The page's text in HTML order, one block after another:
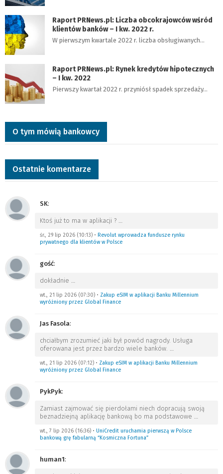
Raport PRNews.pl: Liczba obcokrajowców wśród
klientów banków – I kw. 2022 r.
W pierwszym kwartale 2022 r. liczba obsługiwanych…
Raport PRNews.pl: Rynek kredytów hipotecznych
– I kw. 2022
Pierwszy kwartał 2022 r. przyniósł spadek sprzedaży…
O tym mówią bankowcy
Ostatnie komentarze
SK:
Ktoś już to ma w aplikacji ? …
śr., 29 lip 2026 (10:13) • Revolut wprowadza fundusze rynku
prywatnego dla klientów w Polsce
gość:
dokładnie …
wt., 21 lip 2026 (07:30) • Zakup eSIM w aplikacji Banku Millennium
wyróżniony przez Global Finance
Jas Fasola:
chciałbym zrozumieć jaki był powód nagrody. Usługa
oferowana jest przez bardzo wiele banków. …
wt., 21 lip 2026 (07:12) • Zakup eSIM w aplikacji Banku Millennium
wyróżniony przez Global Finance
PykPyk:
Zamiast zajmować się pierdołami niech dopracują swoją
beznadziejną aplikację bankową bo ma podstawowe …
wt., 7 lip 2026 (16:36) • UniCredit uruchamia pierwszą w Polsce
bankową grę fabularną “Kosmiczna Fortuna”
human1: